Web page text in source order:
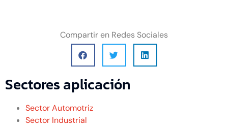
Compartir en Redes Sociales
Sectores aplicación
Sector Automotriz
Sector Industrial